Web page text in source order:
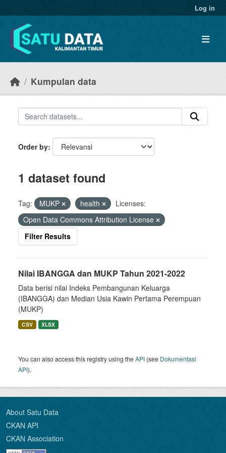
Log in
Kumpulan data
Order by
1 dataset found
Tag: MUKP health
Licenses:
Open Data Commons Attribution License
Filter Results
Nilai IBANGGA dan MUKP Tahun 2021-2022
Data berisi nilai Indeks Pembangunan Keluarga
(IBANGGA) dan Median Usia Kawin Pertama Perempuan
(MUKP)
CSV XLSX
You can also access this registry using theAPI (see Dokumentasi
API).
About Satu Data
CKAN API
CKAN Association